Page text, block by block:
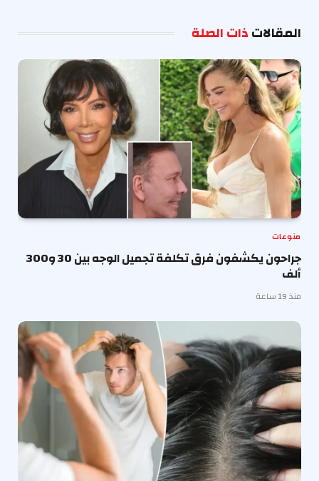
المقالاتذات الصلة
منوعات
جراحون يكشفون فرق تكلفة تجميل الوجه بين 30 و300
ألف
منذ 19 ساعة